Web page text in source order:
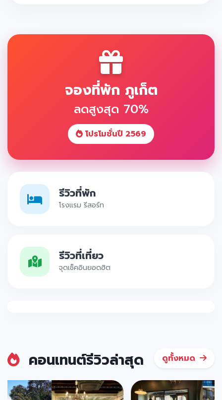
จองที่พัก ภูเก็ต
ลดสูงสุด 70%
โปรโมชั่นปี 2569
รีวิวที่พัก
โรงแรม รีสอร์ท
รีวิวที่เที่ยว
จุดเช็คอินยอดฮิต
คอนเทนต์รีวิวล่าสุด ดูทั้งหมด